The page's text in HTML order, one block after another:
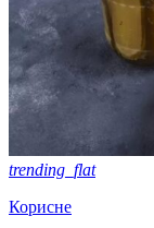
trending_flat
Корисне